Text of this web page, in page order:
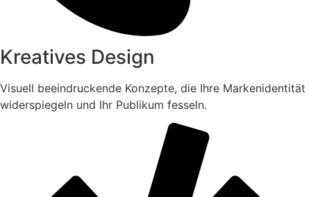
Kreatives Design
Visuell beeindruckende Konzepte, die Ihre Markenidentität
widerspiegeln und Ihr Publikum fesseln.